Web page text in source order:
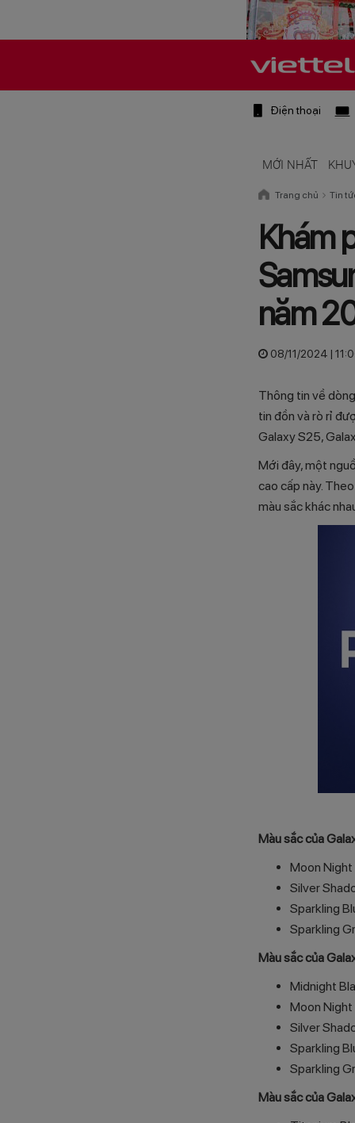
Điện thoại
MỚI NHẤT
Trang chủ Tin
Khám
năm
08/11/2024 |
Thông tin về
tin đồn và rò rỉ
Galaxy S25,
Mới đây, một
cao cấp này.
màu sắc khác
Màu sắc của
Moon Night
Silver
Sparkling
Sparkling
Màu sắc của
Midnight
Moon Night
Silver
Sparkling
Sparkling
Màu sắc của